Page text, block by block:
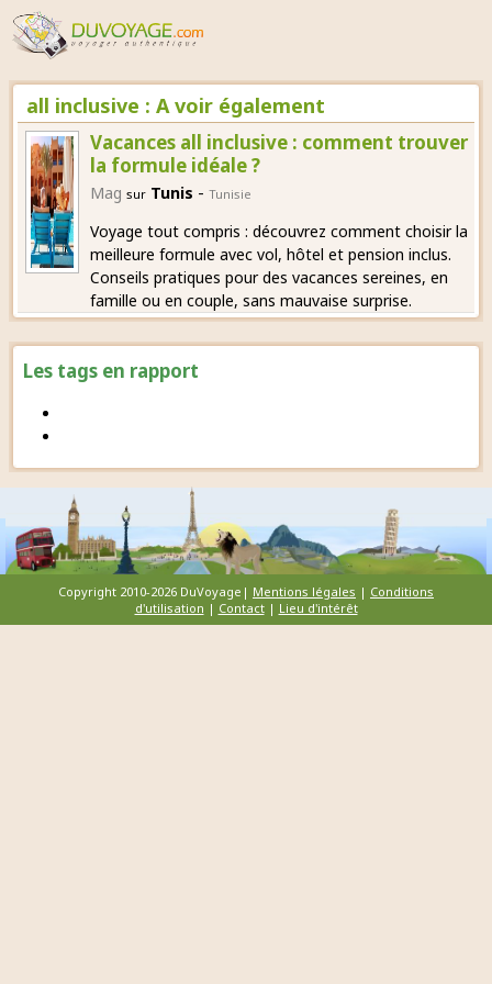
Les tags en rapport
all inclusive : A voir également
Vacances all inclusive : comment trouver
la formule idéale ?
Mag sur Tunis -Tunisie
Voyage tout compris : découvrez comment choisir la
meilleure formule avec vol, hôtel et pension inclus.
Conseils pratiques pour des vacances sereines, en
famille ou en couple, sans mauvaise surprise.
Copyright 2010-2026 DuVoyage| Mentions légales | Conditions
d'utilisation | Contact| Lieu d'intérêt